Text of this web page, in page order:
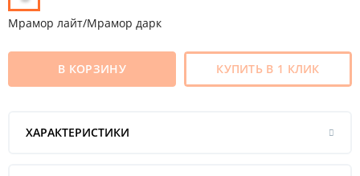
Мрамор лайт/Мрамор дарк
В КОРЗИНУ КУПИТЬ В 1 КЛИК
ХАРАКТЕРИСТИКИ